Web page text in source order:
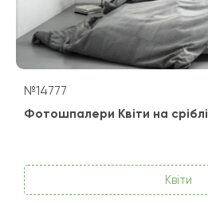
№14777
Фотошпалери Квіти на сріблі
Квіти